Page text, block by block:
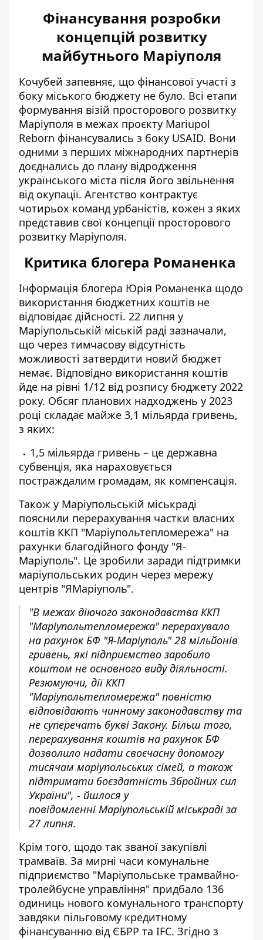
Фінансування розробки
концепцій розвитку
майбутнього Маріуполя
Кочубей запевняє, що фінансової участі з
боку міського бюджету не було. Всі етапи
формування візій просторового розвитку
Маріуполя в межах проєкту Mariupol
Reborn фінансувались з боку USAID. Вони
одними з перших міжнародних партнерів
доєднались до плану відродження
українського міста після його звільнення
від окупації. Агентство контрактує
чотирьох команд урбаністів, кожен з яких
представив свої концепції просторового
розвитку Маріуполя.
Критика блогера Романенка
Інформація блогера Юрія Романенка щодо
використання бюджетних коштів не
відповідає дійсності. 22 липня у
Маріупольській міській раді зазначали,
що через тимчасову відсутність
можливості затвердити новий бюджет
немає. Відповідно використання коштів
йде на рівні 1/12 від розпису бюджету 2022
року. Обсяг планових надходжень у 2023
році складає майже 3,1 мільярда гривень,
з яких:
1,5 мільярда гривень – це державна
субвенція, яка нараховується
постраждалим громадам, як компенсація.
Також у Маріупольській міськраді
пояснили перерахування частки власних
коштів ККП "Маріупольтепломережа" на
рахунки благодійного фонду "Я-
Маріуполь". Це зробили заради підтримки
маріупольських родин через мережу
центрів "ЯМаріуполь".
"В межах діючого законодавства ККП
"Маріупольтепломережа" перерахувало
на рахунок БФ "Я-Маріуполь" 28 мільйонів
гривень, які підприємство заробило
коштом не основного виду діяльності.
Резюмуючи, дії ККП
"Маріупольтепломережа" повністю
відповідають чинному законодавству та
не суперечать букві Закону. Більш того,
перерахування коштів на рахунок БФ
дозволило надати своєчасну допомогу
тисячам маріупольських сімей, а також
підтримати боєздатність Збройних сил
України", - йшлося у
повідомленні Маріупольській міськраді за
27 липня.
Крім того, щодо так званої закупівлі
трамваїв. За мирні часи комунальне
підприємство "Маріупольське трамвайно-
тролейбусне управління" придбало 136
одиниць нового комунального транспорту
завдяки пільговому кредитному
фінансуванню від ЄБРР та IFC. Згідно з